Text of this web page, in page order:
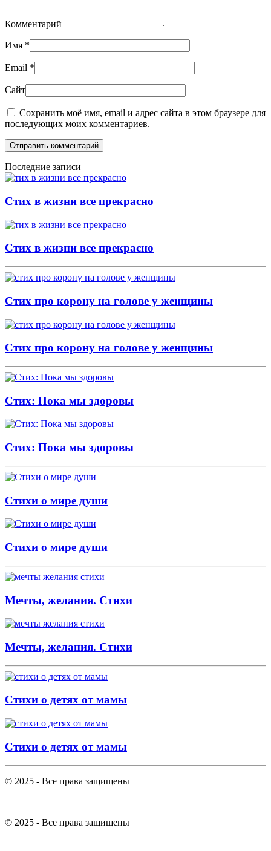
Комментарий
Имя *
Email *
Сайт
Сохранить моё имя, email и адрес сайта в этом браузере для
последующих моих комментариев.
Отправить комментарий
Последние записи
Стих в жизни все прекрасно
Стих в жизни все прекрасно
Стих про корону на голове у женщины
Стих про корону на голове у женщины
Стих: Пока мы здоровы
Стих: Пока мы здоровы
Стихи о мире души
Стихи о мире души
Мечты, желания. Стихи
Мечты, желания. Стихи
Стихи о детях от мамы
Стихи о детях от мамы
© 2025 - Все права защищены
© 2025 - Все права защищены